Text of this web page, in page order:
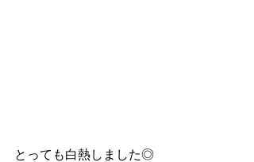
とっても白熱しました◎